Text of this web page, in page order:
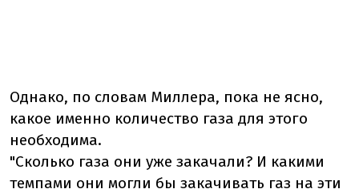
Однако, по словам Миллера, пока не ясно,
какое именно количество газа для этого
необходима.
"Сколько газа они уже закачали? И какими
темпами они могли бы закачивать газ на эти